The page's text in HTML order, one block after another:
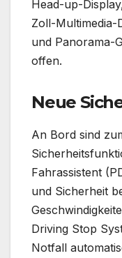
Head-up-
Zoll-Multimedia-
und Panorama-
offen.
Neue
An Bord sind
Fahrassistent
und Sicherheit
Driving Stop
Notfall